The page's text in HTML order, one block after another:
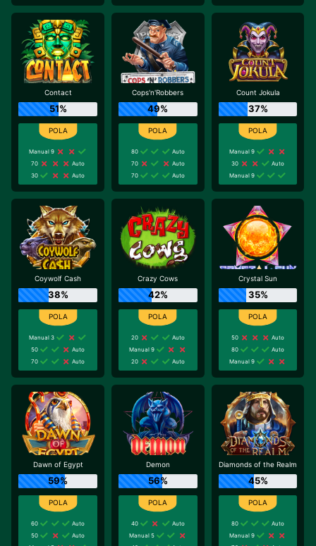
Contact
51%
Manual 9
70
Auto
30
Auto
Cops'n'Robbers
49%
80
Auto
70
Auto
70
Auto
Count Jokula
37%
Manual 9
30
Auto
Manual 9
Coywolf Cash
38%
Manual 3
50
Auto
70
Auto
Crazy Cows
42%
20
Auto
Manual 9
20
Auto
Crystal Sun
35%
50
Auto
80
Auto
Manual 9
Dawn of Egypt
59%
60
Auto
50
Auto
Demon
56%
40
Auto
Manual 5
Diamonds of the Realm
45%
80
Auto
Manual 9